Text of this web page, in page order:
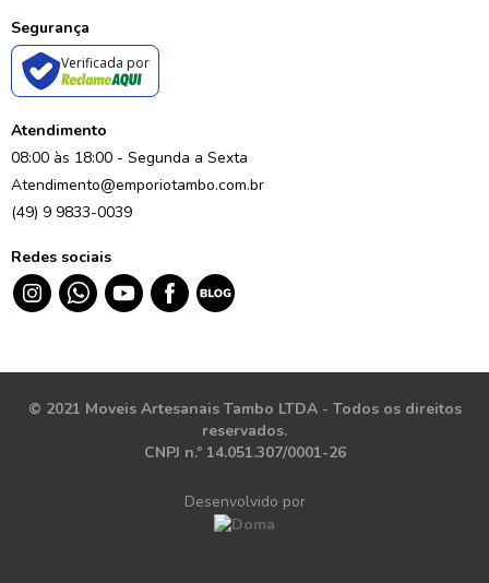
Segurança
Verificada por
Atendimento
08:00 às 18:00 - Segunda a Sexta
Atendimento@emporiotambo.com.br
(49) 9 9833-0039
Redes sociais
© 2021 Moveis Artesanais Tambo LTDA - Todos os direitos
reservados.
CNPJ n.º 14.051.307/0001-26
Desenvolvido por